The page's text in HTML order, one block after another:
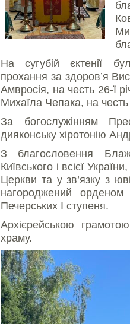
На сугубій єктенії
прохання за здоров’я
Амвросія, на честь 26-ї
Михаїла Чепака, на
За богослужінням
дияконську хіротонію
З благословення
Київського і всієї
Церкви та у зв’язку з
нагороджений орденом
Печерських І ступеня.
Архієрейською
храму.